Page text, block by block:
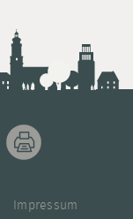
Impressum